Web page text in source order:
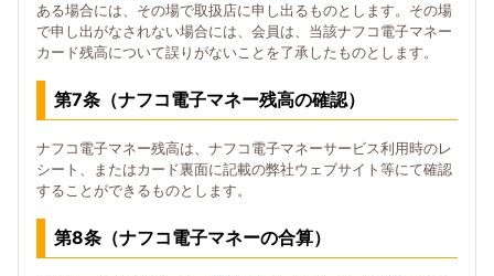
ある場合には、その場で取扱店に申し出るものとします。その場
で申し出がなされない場合には、会員は、当該ナフコ電子マネー
カード残高について誤りがないことを了承したものとします。
第7条（ナフコ電子マネー残高の確認）
ナフコ電子マネー残高は、ナフコ電子マネーサービス利用時のレ
シート、またはカード裏面に記載の弊社ウェブサイト等にて確認
することができるものとします。
第8条（ナフコ電子マネーの合算）